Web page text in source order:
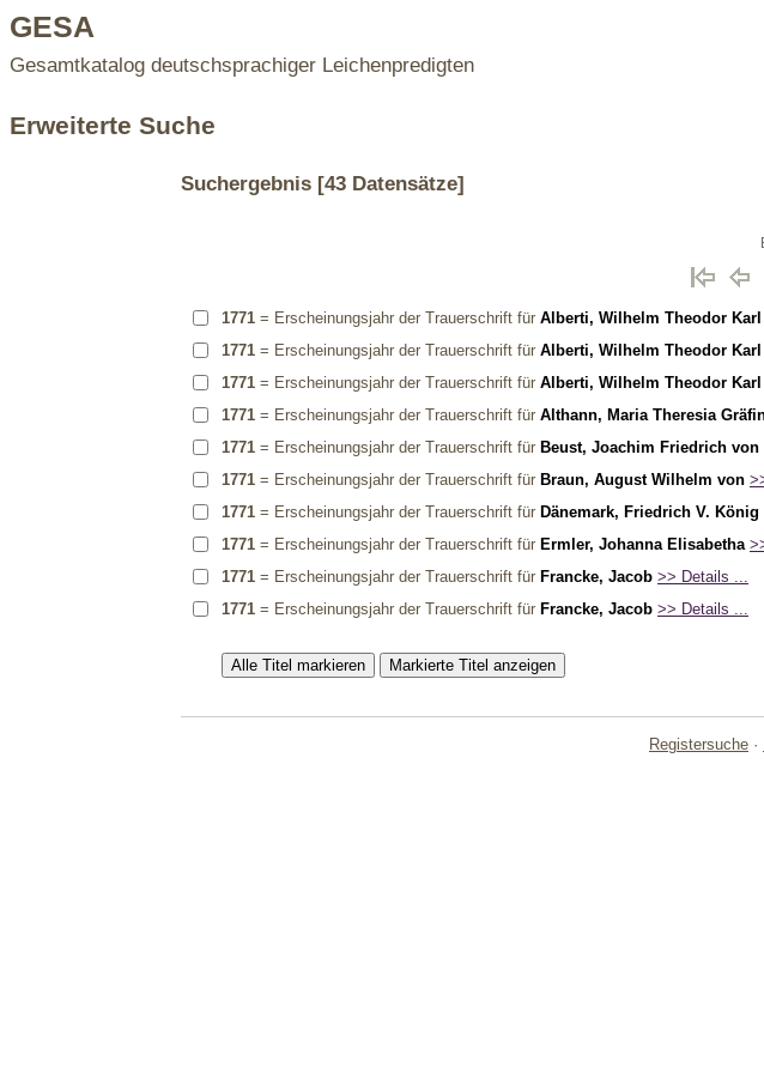
GESA
Gesamtkatalog deutschsprachiger Leichenpredigten
Erweiterte Suche
Suchergebnis [43 Datensätze]
1771 = Erscheinungsjahr der Trauerschrift für Alberti, Wilhelm Theodor Karl
1771 = Erscheinungsjahr der Trauerschrift für Alberti, Wilhelm Theodor Karl
1771 = Erscheinungsjahr der Trauerschrift für Alberti, Wilhelm Theodor Karl
1771 = Erscheinungsjahr der Trauerschrift für Althann, Maria Theresia
1771 = Erscheinungsjahr der Trauerschrift für Beust, Joachim Friedrich von
1771 = Erscheinungsjahr der Trauerschrift für Braun, August Wilhelm von
1771 = Erscheinungsjahr der Trauerschrift für Dänemark, Friedrich V. König
1771 = Erscheinungsjahr der Trauerschrift für Ermler, Johanna Elisabetha
1771 = Erscheinungsjahr der Trauerschrift für Francke, Jacob >> Details ...
1771 = Erscheinungsjahr der Trauerschrift für Francke, Jacob >> Details ...
Registersuche ·